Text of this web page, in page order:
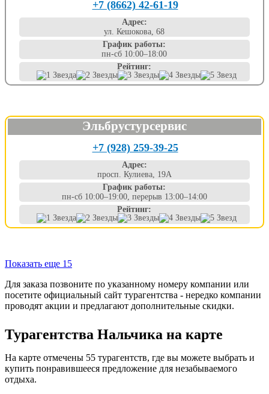
+7 (8662) 42-61-19
Адрес:
ул. Кешокова, 68
График работы:
пн-сб 10:00–18:00
Рейтинг:
Эльбрустурсервис
+7 (928) 259-39-25
Адрес:
просп. Кулиева, 19А
График работы:
пн-сб 10:00–19:00, перерыв 13:00–14:00
Рейтинг:
Показать еще 15
Для заказа позвоните по указанному номеру компании или
посетите официальный сайт турагентства - нередко компании
проводят акции и предлагают дополнительные скидки.
Турагентства Нальчика на карте
На карте отмечены 55 турагентств, где вы можете выбрать и
купить понравившееся предложение для незабываемого
отдыха.